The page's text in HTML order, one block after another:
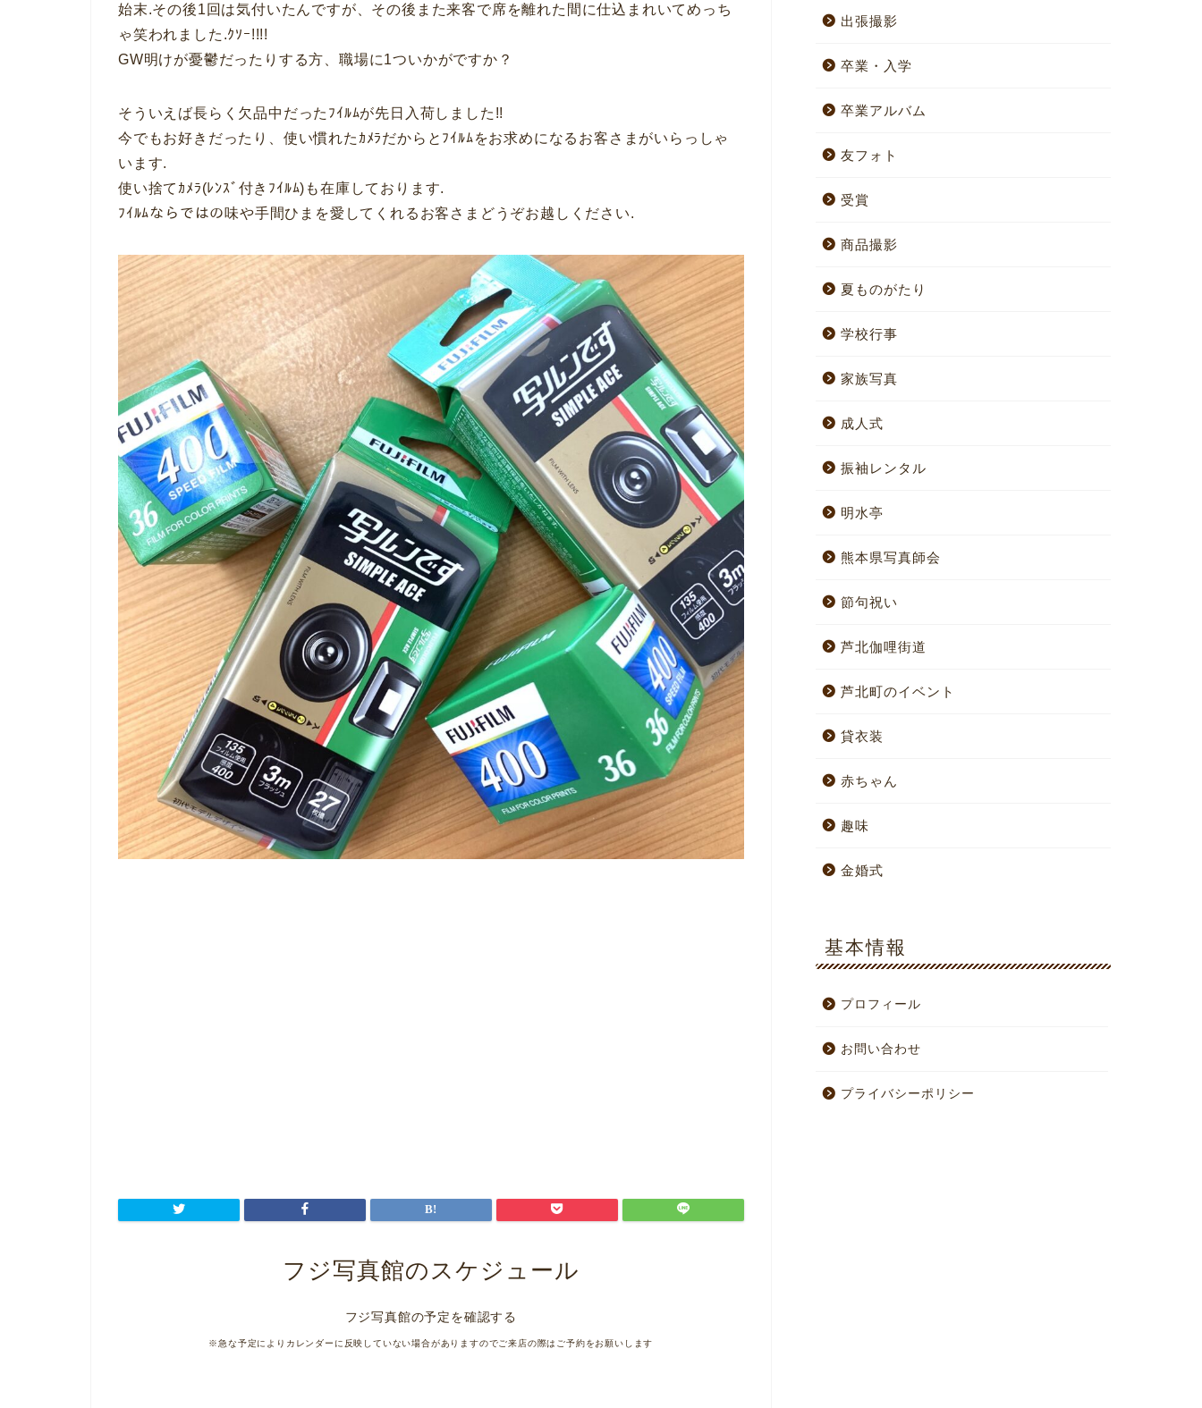
始末.その後1回は気付いたんですが、その後また来客で席を離れた間に仕込まれいてめっち
ゃ笑われました.ｸｿｰ!!!!
GW明けが憂鬱だったりする方、職場に1ついかがですか？
そういえば長らく欠品中だったﾌｲﾙﾑが先日入荷しました!!
今でもお好きだったり、使い慣れたｶﾒﾗだからとﾌｲﾙﾑをお求めになるお客さまがいらっしゃ
います.
使い捨てｶﾒﾗ(ﾚﾝｽﾞ付きﾌｲﾙﾑ)も在庫しております.
ﾌｲﾙﾑならではの味や手間ひまを愛してくれるお客さまどうぞお越しください.
フジ写真館のスケジュール
フジ写真館の予定を確認する
※急な予定によりカレンダーに反映していない場合がありますのでご来店の際はご予約をお願いします
出張撮影
卒業・入学
卒業アルバム
友フォト
受賞
商品撮影
夏ものがたり
学校行事
家族写真
成人式
振袖レンタル
明水亭
熊本県写真師会
節句祝い
芦北伽哩街道
芦北町のイベント
貸衣装
赤ちゃん
趣味
金婚式
基本情報
プロフィール
お問い合わせ
プライバシーポリシー